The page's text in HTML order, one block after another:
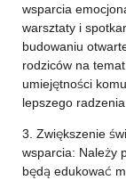
wsparcia
warsztaty i
budowaniu
rodziców na
umiejętności
lepszego
3. Zwiększenie
wsparcia: Należy
będą edukować